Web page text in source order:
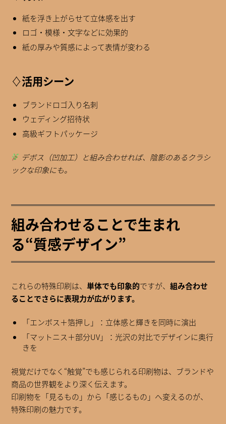
紙を浮き上がらせて立体感を出す
ロゴ・模様・文字などに効果的
紙の厚みや質感によって表情が変わる
♢活用シーン
ブランドロゴ入り名刺
ウェディング招待状
高級ギフトパッケージ
デボス（凹加工）と組み合わせれば、陰影のあるクラシ
ックな印象にも。
組み合わせることで生まれ
る“質感デザイン”
これらの特殊印刷は、 単体でも印象的ですが、 組み合わせ
ることでさらに表現力が広がります。
「エンボス＋箔押し」：立体感と輝きを同時に演出
「マットニス＋部分UV」：光沢の対比でデザインに奥行
きを
視覚だけでなく“触覚”でも感じられる印刷物は、ブランドや
商品の世界観をより深く伝えます。
印刷物を「見るもの」から「感じるもの」へ変えるのが、
特殊印刷の魅力です。